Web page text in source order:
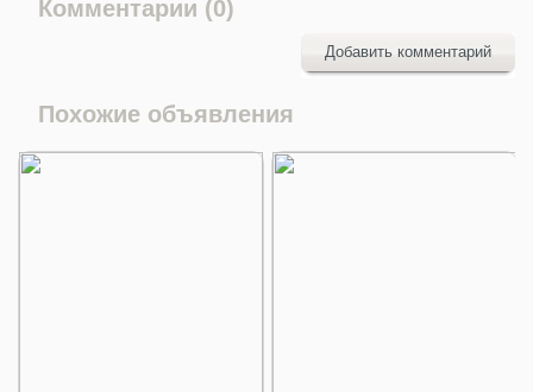
Комментарии (0)
Добавить комментарий
Похожие объявления